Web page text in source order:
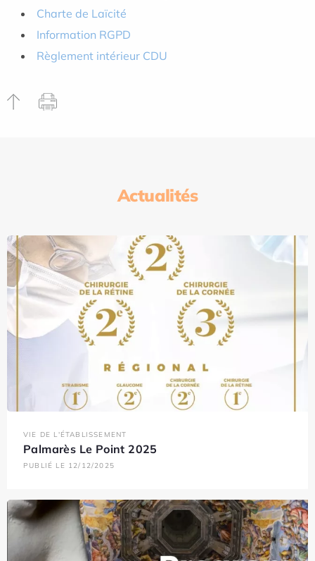
Charte de Laïcité
Information RGPD
Règlement intérieur CDU
Actualités
VIE DE L'ÉTABLISSEMENT
Palmarès Le Point 2025
PUBLIÉ LE 12/12/2025